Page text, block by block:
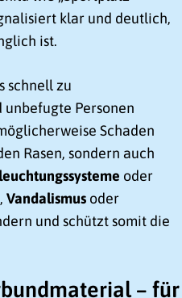
klar und deutlich,
ist.
schnell zu
unbefugte Personen
Schaden
Rasen, sondern auch
oder
Vandalismus oder
und schützt somit die
– für